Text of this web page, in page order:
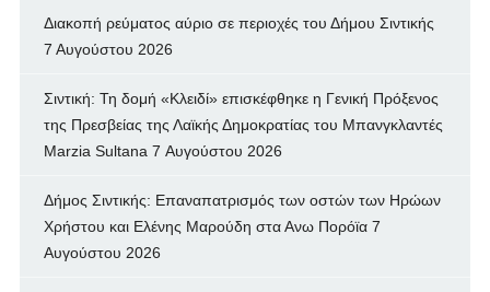
Διακοπή ρεύματος αύριο σε περιοχές του Δήμου Σιντικής
7 Αυγούστου 2026
Σιντική: Τη δομή «Κλειδί» επισκέφθηκε η Γενική Πρόξενος
της Πρεσβείας της Λαϊκής Δημοκρατίας του Μπανγκλαντές
Marzia Sultana 7 Αυγούστου 2026
Δήμος Σιντικής: Επαναπατρισμός των oστών των Ηρώων
Χρήστου και Ελένης Μαρούδη στα Ανω Πορόϊα 7
Αυγούστου 2026